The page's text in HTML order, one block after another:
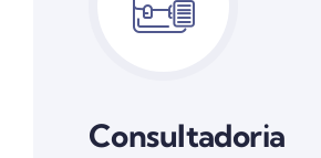
Consultadoria